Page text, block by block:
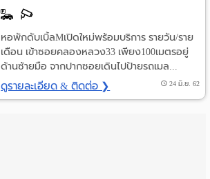
หอพักดับเบิ้ลMเปิดใหม่พร้อมบริการ รายวัน/ราย
เดือน เข้าซอยคลองหลวง33 เพียง100เมตรอยู่
ด้านซ้ายมือ จากปากซอยเดินไปป้ายรถเมล...
ดูรายละเอียด & ติดต่อ ❯ 24 มิ.ย. 62